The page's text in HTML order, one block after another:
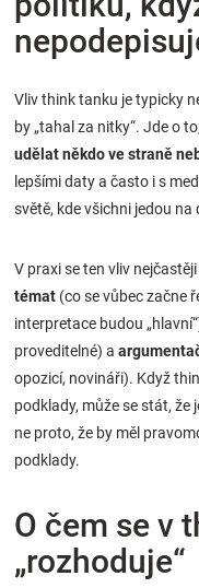
Vliv think tanku je typicky
by „tahal za nitky“. Jde o
udělat někdo ve straně
lepšími daty a často i s
světě, kde všichni jedou
V praxi se ten vliv
témat (co se vůbec začne
interpretace budou
proveditelné) a
opozicí, novináři). Když
podklady, může se stát, že
ne proto, že by měl
podklady.
O čem se v
„rozhoduje“